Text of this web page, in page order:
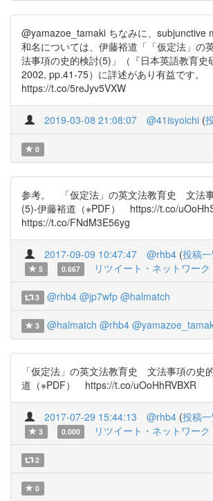
@yamazoe_tamaki ちなみに、subjunctive
和名については、伊藤裕道「「仮定法」の
法事項の史的検討(5)」（『日本英語教育史
2002, pp.41-75）に詳述があり有益です。
https://t.co/5reJyv5VXW
2019-03-08 21:08:07 @41isyoichi (
0
参考。 「仮定法」の英文法教育史 文法
(5)-伊藤裕道（※PDF） https://t.co/
https://t.co/FNdM3E56yg
2017-09-09 10:47:47 @rhb4 (投稿
5
0.667 リツイート・ネットワーク
3 @rhb4 @jp7wfp @halmatch
3 @halmatch @rhb4
「仮定法」の英文法教育史 文法事項の史
道（※PDF） https://t.co/uOoHhRVBXR
2017-07-29 15:44:13 @rhb4 (投稿
3
0.000 リツイート・ネットワーク
2
0